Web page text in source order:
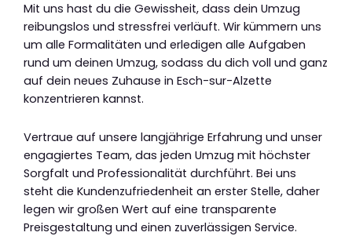
Mit uns hast du die Gewissheit, dass dein Umzug
reibungslos und stressfrei verläuft. Wir kümmern uns
um alle Formalitäten und erledigen alle Aufgaben
rund um deinen Umzug, sodass du dich voll und ganz
auf dein neues Zuhause in Esch-sur-Alzette
konzentrieren kannst.
Vertraue auf unsere langjährige Erfahrung und unser
engagiertes Team, das jeden Umzug mit höchster
Sorgfalt und Professionalität durchführt. Bei uns
steht die Kundenzufriedenheit an erster Stelle, daher
legen wir großen Wert auf eine transparente
Preisgestaltung und einen zuverlässigen Service.